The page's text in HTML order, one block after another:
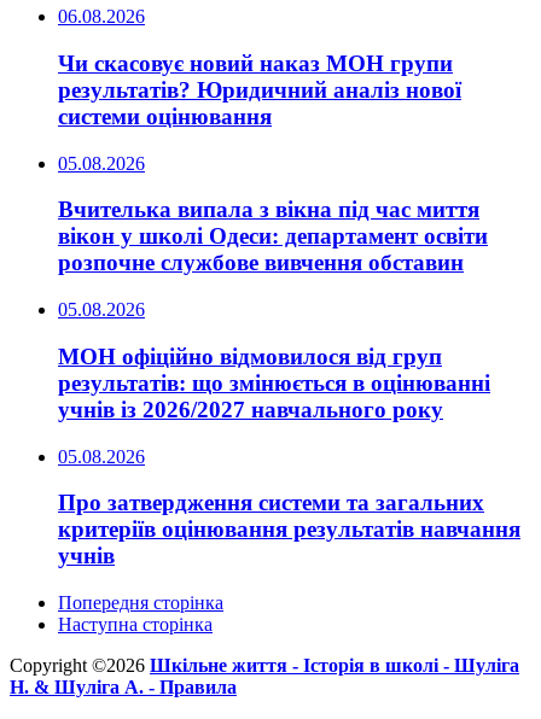
06.08.2026
Чи скасовує новий наказ МОН групи
результатів? Юридичний аналіз нової
системи оцінювання
05.08.2026
Вчителька випала з вікна під час миття
вікон у школі Одеси: департамент освіти
розпочне службове вивчення обставин
05.08.2026
МОН офіційно відмовилося від груп
результатів: що змінюється в оцінюванні
учнів із 2026/2027 навчального року
05.08.2026
Про затвердження системи та загальних
критеріїв оцінювання результатів навчання
учнів
Попередня сторінка
Наступна сторінка
Copyright ©2026 Шкільне життя - Історія в школі - Шуліга
Н. & Шуліга А. - Правила